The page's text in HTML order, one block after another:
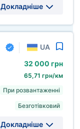
Докладніше
UA
32 000 грн
65,71 грн/км
При розвантаженні
Безготівковий
Докладніше